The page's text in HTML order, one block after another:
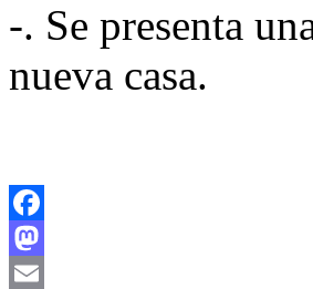
-. Se presenta
nueva casa.
Facebook
Mastodon